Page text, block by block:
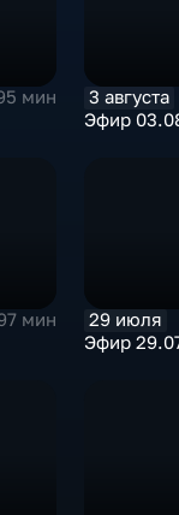
мин
3 августа
Эфир
мин
29 июля
Эфир